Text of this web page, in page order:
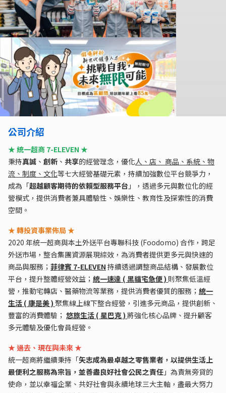
公司介紹
★ 統一超商 7-ELEVEN ★
秉持真誠 、 創新 、 共享的經營理念，優化人、店、 商品、系統、物
流、制度、文化等七大經營基礎元素，持續加強數位平台競爭力，
成為「超越顧客期待的依賴型服務平台 」，透過多元與數位化的經
營模式，提供消費者兼具體驗性、娛樂性、教育性及探索性的消費
空間。
★ 轉投資事業佈局 ★
2020 年統一超商與本土外送平台專聯科技 (Foodomo) 合作，跨足
外送市場，整合集團資源展現綜效，為消費者提供更多元與快速的
商品與服務； 菲律賓 7-ELEVEN 持續透過調整商品結構、發展數位
平台，提升整體經營效益； 統一速達 ( 黑貓宅急便 ) 則聚焦低溫經
營，推動宅轉店、醫藥物流等業務，提供消費者優質的服務； 統一
生活 ( 康是美 ) 聚焦線上線下整合經營，引進多元商品，提供創新、
豐富的消費體驗； 悠旅生活 ( 星巴克 ) 將強化核心品牌、提升顧客
多元體驗及優化會員經營。
★ 過去、現在與未來 ★
統一超商將繼續秉持「矢志成為最卓越之零售業者，以提供生活上
最便利之服務為宗旨，並善盡良好社會公民之責任 」為責無旁貸的
使命，並以幸福企業、共好社會與永續地球三大主軸，盡最大努力